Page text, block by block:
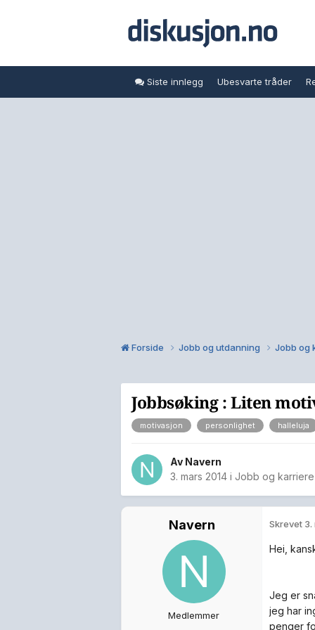
Siste innlegg Ubesvarte tråder
Forside Jobb og utdanning Jobb og
Jobbsøking : Liten
motivasjon personlighet halleluja
Av Navern
3. mars 2014 i Jobb og karriere
Navern
Medlemmer
Skrevet 3.
Hei,
Jeg er
jeg har
penger